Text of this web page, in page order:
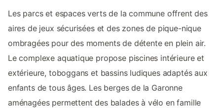
Les parcs et espaces verts de la commune offrent des
aires de jeux sécurisées et des zones de pique-nique
ombragées pour des moments de détente en plein air.
Le complexe aquatique propose piscines intérieure et
extérieure, toboggans et bassins ludiques adaptés aux
enfants de tous âges. Les berges de la Garonne
aménagées permettent des balades à vélo en famille